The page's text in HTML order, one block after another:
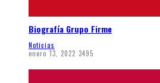
Biografía Grupo Firme
Noticias
enero 13, 2022 3495